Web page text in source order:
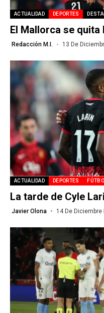
ACTUALIDAD DEPORTES
El Mallorca se quita
Redacción M.I. 13 De
ACTUALIDAD DEPORTES FÚTBOL
La tarde de Cyle
Javier Olona 14 De Diciembre